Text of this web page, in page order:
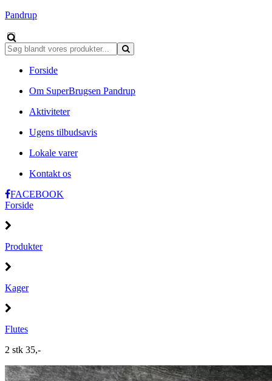
Pandrup
Forside
Om SuperBrugsen Pandrup
Aktiviteter
Ugens tilbudsavis
Lokale varer
Kontakt os
FACEBOOK
Forside
Produkter
Kager
Flutes
2 stk 35,-